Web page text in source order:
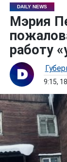
DAILY NEWS
Мэрия
работу
9:15,